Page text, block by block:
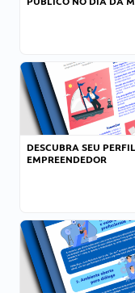
DESCUBRA SEU PERFIL
EMPREENDEDOR